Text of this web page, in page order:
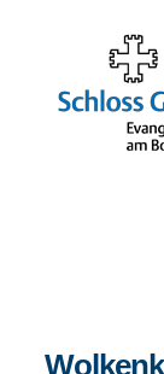
Werkzeugleiste öffnen
springen